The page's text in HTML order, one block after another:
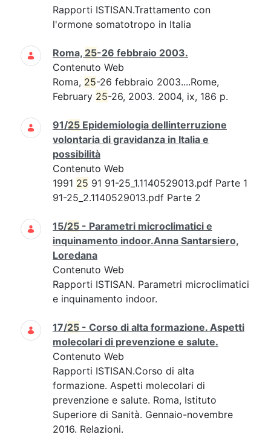
Rapporti ISTISAN.Trattamento con
l'ormone somatotropo in Italia
Roma, 25-26 febbraio 2003.
Contenuto Web
Roma, 25-26 febbraio 2003....Rome,
February 25-26, 2003. 2004, ix, 186 p.
91/25 Epidemiologia dellinterruzione
volontaria di gravidanza in Italia e
possibilità
Contenuto Web
1991 25 91 91-25_1.1140529013.pdf Parte 1
91-25_2.1140529013.pdf Parte 2
15/25 - Parametri microclimatici e
inquinamento indoor.Anna Santarsiero,
Loredana
Contenuto Web
Rapporti ISTISAN. Parametri microclimatici
e inquinamento indoor.
17/25 - Corso di alta formazione. Aspetti
molecolari di prevenzione e salute.
Contenuto Web
Rapporti ISTISAN.Corso di alta
formazione. Aspetti molecolari di
prevenzione e salute. Roma, Istituto
Superiore di Sanità. Gennaio-novembre
2016. Relazioni.